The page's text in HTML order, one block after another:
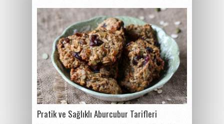
Pratik ve Sağlıklı Aburcubur Tarifleri